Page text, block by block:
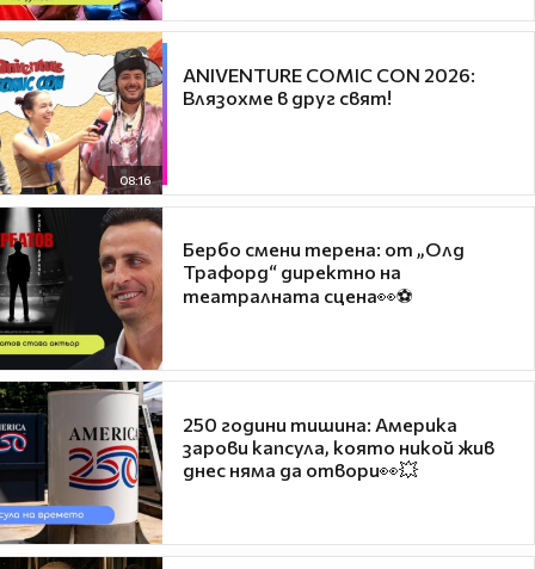
08:16
ANIVENTURE COMIC CON 2026:
Влязохме в друг свят!
Бербо смени терена: от „Олд
Трафорд“ директно на
театралната сцена👀⚽
250 години тишина: Америка
зарови капсула, която никой жив
днес няма да отвори👀💥